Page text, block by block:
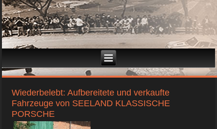
Wiederbelebt: Aufbereitete und verkaufte
Fahrzeuge von SEELAND KLASSISCHE
PORSCHE